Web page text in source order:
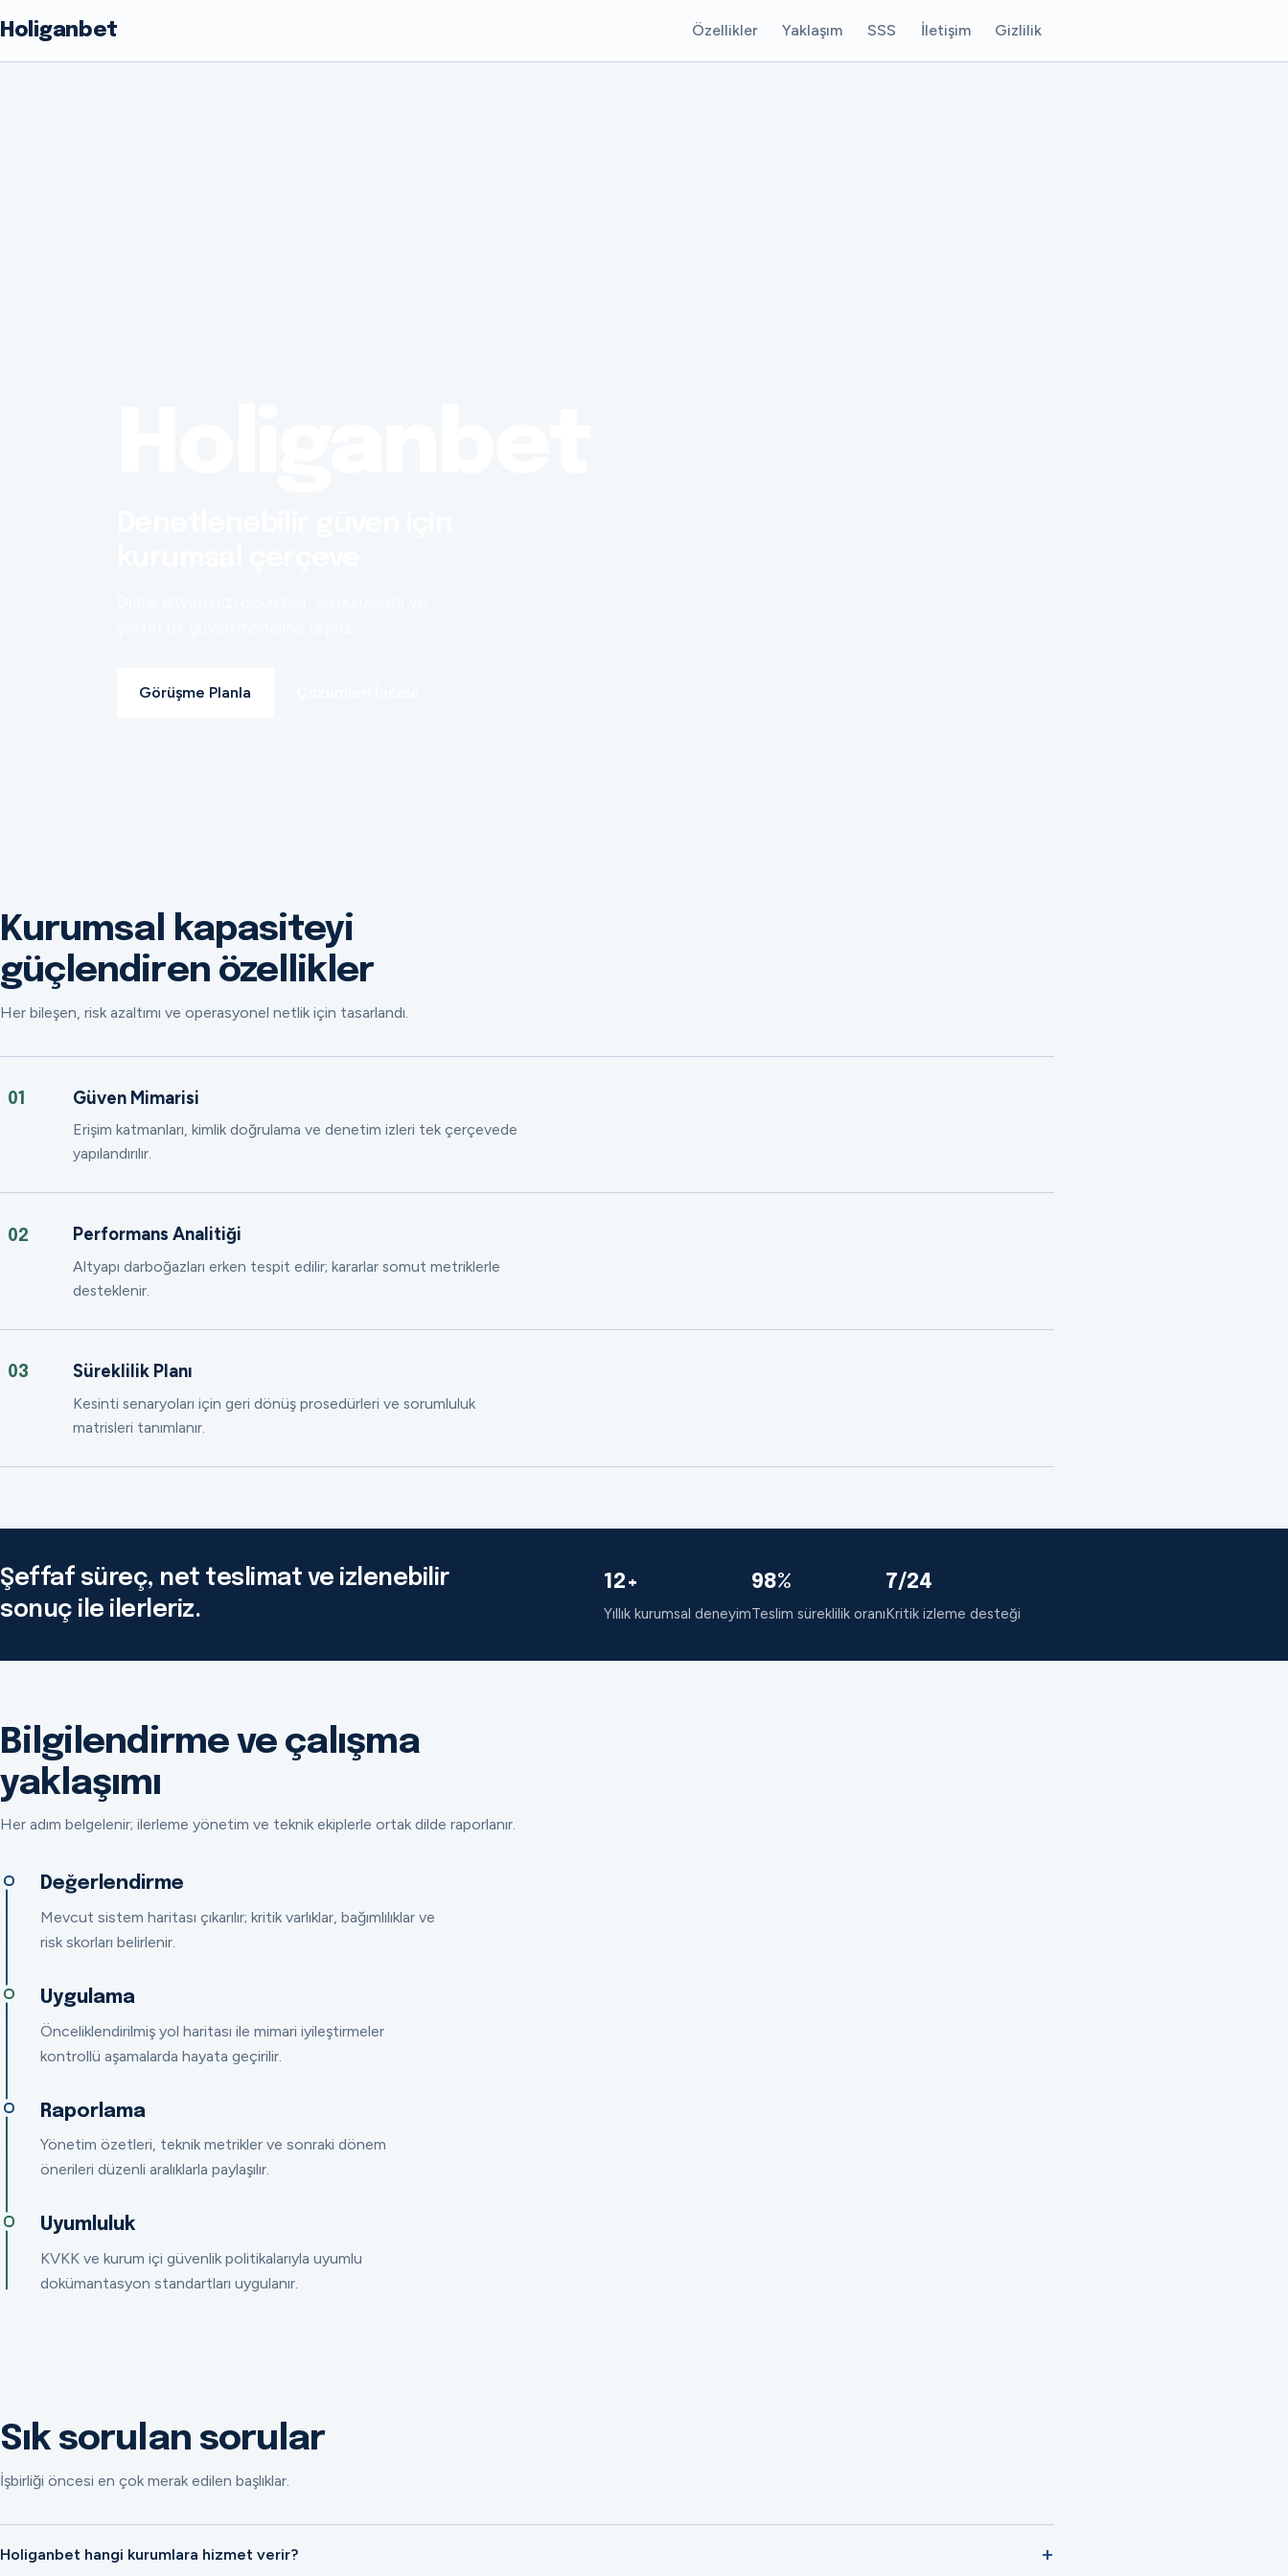
Holiganbet Özellikler Yaklaşım SSS İletişim Gizlilik
Görüşme Planla
Kurumsal kapasiteyi
güçlendiren özellikler
Her bileşen, risk azaltımı ve operasyonel netlik için tasarlandı.
01 Güven Mimarisi
Erişim katmanları, kimlik doğrulama ve denetim izleri tek çerçevede
yapılandırılır.
02 Performans Analitiği
Altyapı darboğazları erken tespit edilir; kararlar somut metriklerle
desteklenir.
03 Süreklilik Planı
Kesinti senaryoları için geri dönüş prosedürleri ve sorumluluk
matrisleri tanımlanır.
Şeffaf süreç, net teslimat ve izlenebilir
sonuç ile ilerleriz.
12+
Yıllık kurumsal deneyim
98%
Teslim süreklilik oranı
7/24
Kritik izleme desteği
Bilgilendirme ve çalışma
yaklaşımı
Her adım belgelenir; ilerleme yönetim ve teknik ekiplerle ortak dilde raporlanır.
Değerlendirme
Mevcut sistem haritası çıkarılır; kritik varlıklar, bağımlılıklar ve
risk skorları belirlenir.
Uygulama
Önceliklendirilmiş yol haritası ile mimari iyileştirmeler
kontrollü aşamalarda hayata geçirilir.
Raporlama
Yönetim özetleri, teknik metrikler ve sonraki dönem
önerileri düzenli aralıklarla paylaşılır.
Uyumluluk
KVKK ve kurum içi güvenlik politikalarıyla uyumlu
dokümantasyon standartları uygulanır.
Sık sorulan sorular
İşbirliği öncesi en çok merak edilen başlıklar.
Holiganbet hangi kurumlara hizmet verir?